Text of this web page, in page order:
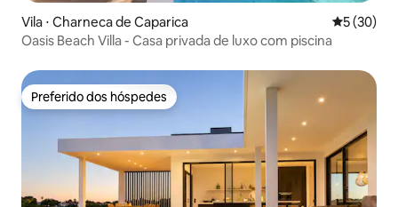
Vila ⋅ Charneca de Caparica 5 de uma
5 (30)
Oasis Beach Villa - Casa privada de luxo com piscina
Preferido dos hóspedes
Preferido dos hóspedes